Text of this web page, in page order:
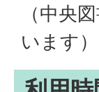
（中央
います）